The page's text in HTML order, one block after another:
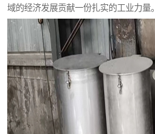
域的经济发展贡献一份扎实的工业力量。